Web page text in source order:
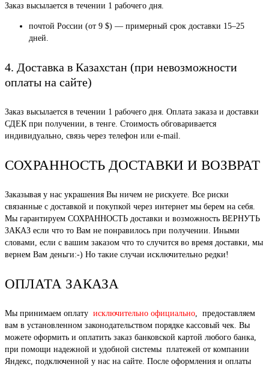
Заказ высылается в течении 1 рабочего дня.
почтой России (от 9 $) — примерный срок доставки 15–25
дней.
4. Доставка в Казахстан (при невозможности
оплаты на сайте)
Заказ высылается в течении 1 рабочего дня. Оплата заказа и доставки
СДЕК при получении, в тенге. Стоимость обговаривается
индивидуально, связь через телефон или e-mail.
СОХРАННОСТЬ ДОСТАВКИ И ВОЗВРАТ
Заказывая у нас украшения Вы ничем не рискуете. Все риски
связанные с доставкой и покупкой через интернет мы берем на себя.
Мы гарантируем СОХРАННОСТЬ доставки и возможность ВЕРНУТЬ
ЗАКАЗ если что то Вам не понравилось при получении. Иными
словами, если с вашим заказом что то случится во время доставки, мы
вернем Вам деньги:-) Но такие случаи исключительно редки!
ОПЛАТА ЗАКАЗА
Мы принимаем оплату исключительно официально, предоставляем
вам в установленном законодательством порядке кассовый чек. Вы
можете оформить и оплатить заказ банковской картой любого банка,
при помощи надежной и удобной системы платежей от компании
Яндекс, подключенной у нас на сайте. После оформления и оплаты